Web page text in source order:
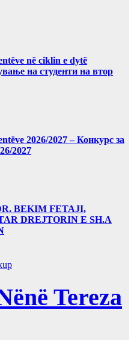
në ciklin e dytë
на студенти на втор
2026/2027 – Конкурс за
2027
BEKIM FETAJI,
DREJTORIN E SH.A
Tereza